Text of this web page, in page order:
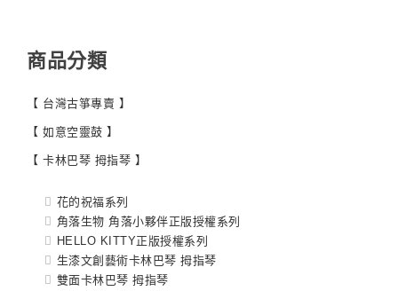
商品分類
【 台灣古箏專賣 】
【 如意空靈鼓 】
【 卡林巴琴 拇指琴 】
花的祝福系列
角落生物 角落小夥伴正版授權系列
HELLO KITTY正版授權系列
生漆文創藝術卡林巴琴 拇指琴
雙面卡林巴琴 拇指琴